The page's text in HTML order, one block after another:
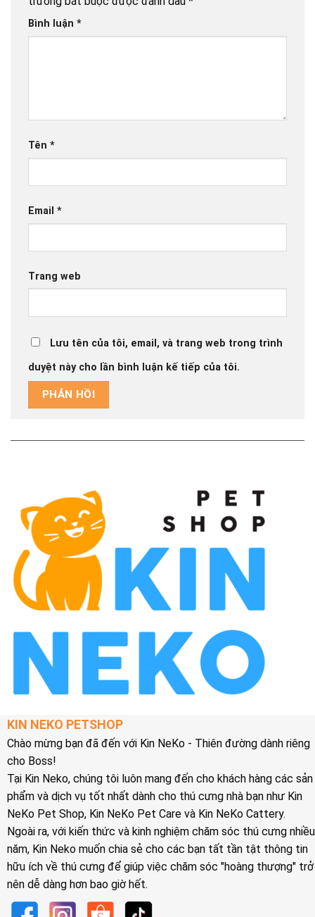
Bình luận *
Tên *
Email *
Trang web
Lưu tên của tôi, email, và trang web trong trình
duyệt này cho lần bình luận kế tiếp của tôi.
KIN NEKO PETSHOP
Chào mừng bạn đã đến với Kin NeKo - Thiên đường dành riêng
cho Boss!
Tại Kin Neko, chúng tôi luôn mang đến cho khách hàng các sản
phẩm và dịch vụ tốt nhất dành cho thú cưng nhà bạn như Kin
NeKo Pet Shop, Kin NeKo Pet Care và Kin NeKo Cattery.
Ngoài ra, với kiến thức và kinh nghiệm chăm sóc thú cưng nhiều
năm, Kin Neko muốn chia sẻ cho các bạn tất tần tật thông tin
hữu ích về thú cưng để giúp việc chăm sóc "hoàng thượng" trở
nên dễ dàng hơn bao giờ hết.